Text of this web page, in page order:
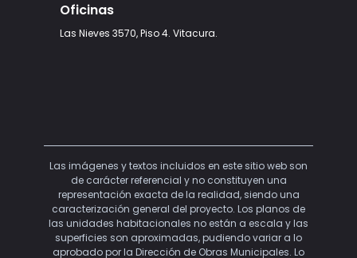
Oficinas
Las Nieves 3570, Piso 4. Vitacura.
Las imágenes y textos incluidos en este sitio web son
de carácter referencial y no constituyen una
representación exacta de la realidad, siendo una
caracterización general del proyecto. Los planos de
las unidades habitacionales no están a escala y las
superficies son aproximadas, pudiendo variar a lo
aprobado por la Dirección de Obras Municipales. Lo